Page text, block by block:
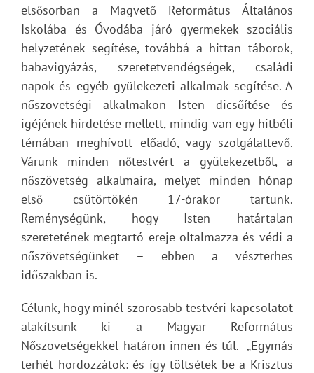
elsősorban a Magvető Református Általános
Iskolába és Óvodába járó gyermekek szociális
helyzetének segítése, továbbá a hittan táborok,
babavigyázás, szeretetvendégségek, családi
napok és egyéb gyülekezeti alkalmak segítése. A
nőszövetségi alkalmakon Isten dicsőítése és
igéjének hirdetése mellett, mindig van egy hitbéli
témában meghívott előadó, vagy szolgálattevő.
Várunk minden nőtestvért a gyülekezetből, a
nőszövetség alkalmaira, melyet minden hónap
első csütörtökén 17-órakor tartunk.
Reménységünk, hogy Isten határtalan
szeretetének megtartó ereje oltalmazza és védi a
nőszövetségünket – ebben a vészterhes
időszakban is.
Célunk, hogy minél szorosabb testvéri kapcsolatot
alakítsunk ki a Magyar Református
Nőszövetségekkel határon innen és túl. „Egymás
terhét hordozzátok: és így töltsétek be a Krisztus